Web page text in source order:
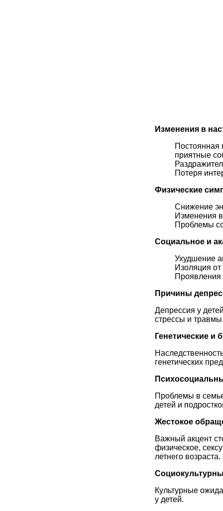
Изменения в
Постоянная
приятные
Потеря
Физические
Снижение
Изменения
Проблемы
Социальное и
Ухудшение
Изоляция
Проявления
Причины
Депрессия у
стрессы и
Генетические и
генетических
Проблемы в
детей и
Жестокое
Важный акцент
физическое,
летнего
Культурные
у детей.